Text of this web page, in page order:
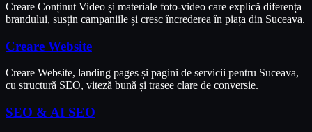
Creare Conținut Video și materiale foto-video care explică diferența
brandului, susțin campaniile și cresc încrederea în piața din Suceava.
Creare Website
Creare Website, landing pages și pagini de servicii pentru Suceava,
cu structură SEO, viteză bună și trasee clare de conversie.
SEO & AI SEO